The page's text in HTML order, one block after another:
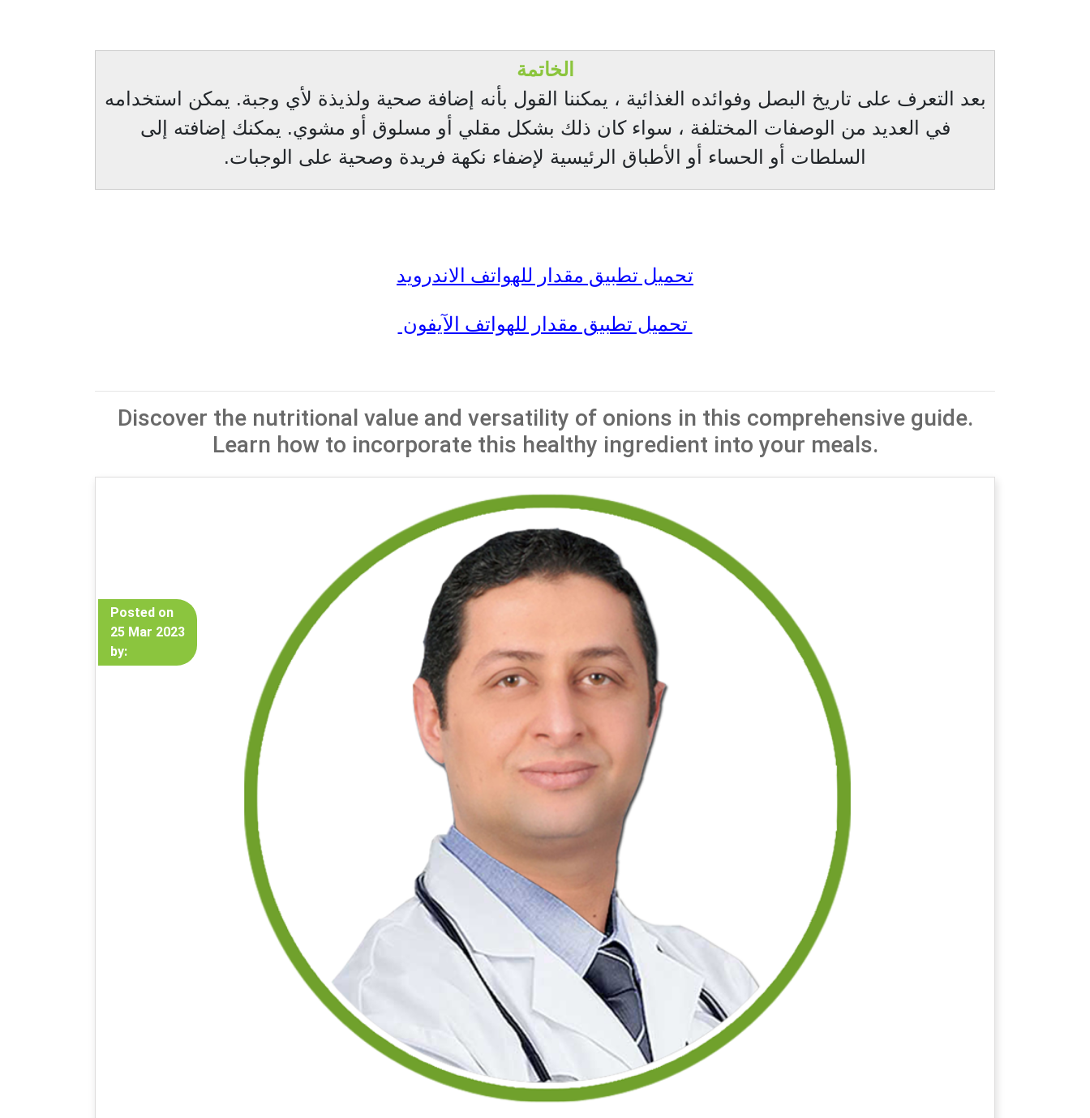
الخاتمة
بعد التعرف على تاريخ البصل وفوائده الغذائية ، يمكننا القول بأنه إضافة صحية ولذيذة لأي وجبة. يمكن استخدامه
في العديد من الوصفات المختلفة ، سواء كان ذلك بشكل مقلي أو مسلوق أو مشوي. يمكنك إضافته إلى
السلطات أو الحساء أو الأطباق الرئيسية لإضفاء نكهة فريدة وصحية على الوجبات.
تحميل تطبيق مقدار للهواتف الاندرويد
تحميل تطبيق مقدار للهواتف الآيفون
Discover the nutritional value and versatility of onions in this comprehensive guide.
Learn how to incorporate this healthy ingredient into your meals.
Posted on
25 Mar 2023
by: